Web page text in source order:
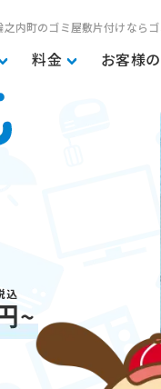
之内町のゴミ屋敷片付けなら
料金 お客様